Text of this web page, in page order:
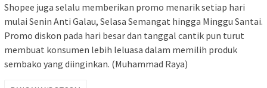
Shopee juga selalu memberikan promo menarik setiap hari
mulai Senin Anti Galau, Selasa Semangat hingga Minggu Santai.
Promo diskon pada hari besar dan tanggal cantik pun turut
membuat konsumen lebih leluasa dalam memilih produk
sembako yang diinginkan. (Muhammad Raya)